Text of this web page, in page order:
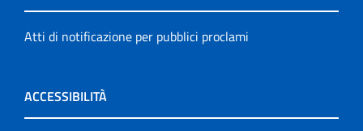
Atti di notificazione per pubblici proclami
ACCESSIBILITÀ